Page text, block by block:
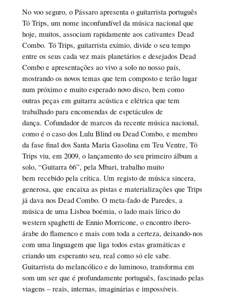
No voo seguro, o Pássaro apresenta o guitarrista português
Tó Trips, um nome inconfundível da música nacional que
hoje, muitos, associam rapidamente aos cativantes Dead
Combo. Tó Trips, guitarrista exímio, divide o seu tempo
entre os seus cada vez mais planetários e desejados Dead
Combo e apresentações ao vivo a solo no nosso país,
mostrando os novos temas que tem composto e terão lugar
num próximo e muito esperado novo disco, bem como
outras peças em guitarra acústica e elétrica que tem
trabalhado para encomendas de espetáculos de
dança. Cofundador de marcos da recente música nacional,
como é o caso dos Lulu Blind ou Dead Combo, e membro
da fase final dos Santa Maria Gasolina em Teu Ventre, Tó
Trips viu, em 2009, o lançamento do seu primeiro álbum a
solo, “Guitarra 66”, pela Mbari, trabalho muito
bem recebido pela crítica. Um registo de música sincera,
generosa, que encaixa as pistas e materializações que Trips
já dava nos Dead Combo. O meta-fado de Paredes, a
música de uma Lisboa boémia, o lado mais lírico do
western spaghetti de Ennio Morricone, o encontro ibero-
árabe do flamenco e mais com toda a certeza, deixando-nos
com uma linguagem que liga todos estas gramáticas e
criando um esperanto seu, real como só ele sabe.
Guitarrista do melancólico e do luminoso, transforma em
som um ser que é profundamente português, fascinado pelas
viagens – reais, internas, imaginárias e impossíveis.